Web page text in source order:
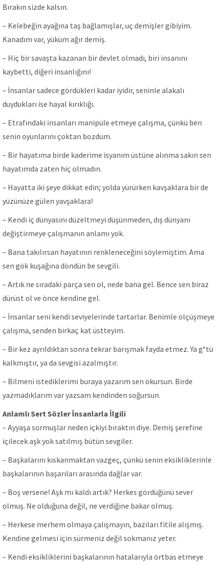
Bırakın sizde kalsın.
– Kelebeğin ayağına taş bağlamışlar, uç demişler gibiyim.
Kanadım var, yüküm ağır demiş.
– Hiç bir savaşta kazanan bir devlet olmadı, biri insanını
kaybetti, diğeri insanlığını!
– İnsanlar sadece gördükleri kadar iyidir, seninle alakalı
duydukları ise hayal kırıklığı.
– Etrafındaki insanları manipüle etmeye çalışma, çünkü ben
senin oyunlarını çoktan bozdum.
– Bir hayatıma birde kaderime isyanım üstüne alınma sakın sen
hayatımda zaten hiç olmadın.
– Hayatta iki şeye dikkat edin; yolda yürürken kavşaklara bir de
yüzünüze gülen yavşaklara!
– Kendi iç dünyasını düzeltmeyi düşünmeden, dış dünyanı
değiştirmeye çalışmanın anlamı yok.
– Bana takılırsan hayatının renkleneceğini söylemiştim. Ama
sen gök kuşağına döndün be sevgili.
– Artık ne sıradaki parça sen ol, nede bana gel. Bence sen biraz
dürüst ol ve önce kendine gel.
– İnsanlar seni kendi seviyelerinde tartarlar. Benimle ölçüşmeye
çalışma, senden birkaç kat üstteyim.
– Bir kez ayrıldıktan sonra tekrar barışmak fayda etmez. Ya g*tü
kalkmıştır, ya da sevgisi azalmıştır.
– Bilmeni istediklerimi buraya yazarım sen okursun. Birde
yazmadıklarım var yazsam kendinden soğursun.
Anlamlı Sert Sözler İnsanlarla İlgili
– Ayyaşa sormuşlar neden içkiyi bıraktın diye. Demiş şerefine
içilecek aşk yok satılmış bütün sevgiler.
– Başkalarını kıskanmaktan vazgeç, çünkü senin eksikliklerinle
başkalarının başarıları arasında dağlar var.
– Boş versene! Aşk mı kaldı artık? Herkes gördüğünü sever
olmuş. Ne olduğuna değil, ne verdiğine bakar olmuş.
– Herkese merhem olmaya çalışmayın, bazıları fitile alışmış.
Kendine gelmesi için sürmeniz değil sokmanız yeter.
– Kendi eksikliklerini başkalarının hatalarıyla örtbas etmeye